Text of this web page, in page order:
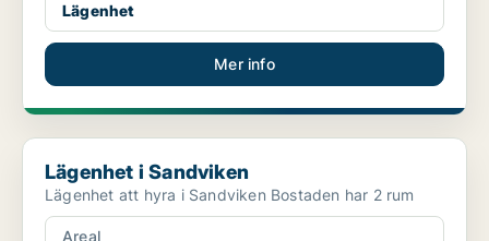
Lägenhet
Mer info
Lägenhet i Sandviken
Lägenhet i Sandviken
Lägenhet att hyra i Sandviken Bostaden har 2 rum
Areal